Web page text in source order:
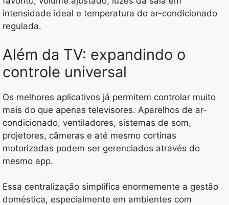
intensidade ideal e temperatura do ar-condicionado
regulada.
Além da TV: expandindo o
controle universal
Os melhores aplicativos já permitem controlar muito
mais do que apenas televisores. Aparelhos de ar-
condicionado, ventiladores, sistemas de som,
projetores, câmeras e até mesmo cortinas
motorizadas podem ser gerenciados através do
mesmo app.
Essa centralização simplifica enormemente a gestão
doméstica, especialmente em ambientes com